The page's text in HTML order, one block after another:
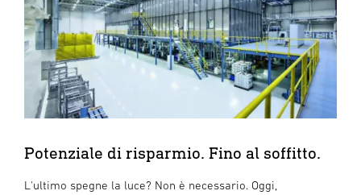
Potenziale di risparmio. Fino al soffitto.
L'ultimo spegne la luce? Non è necessario. Oggi,